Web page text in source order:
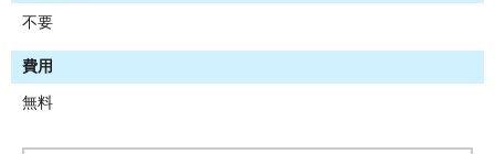
不要
費用
無料